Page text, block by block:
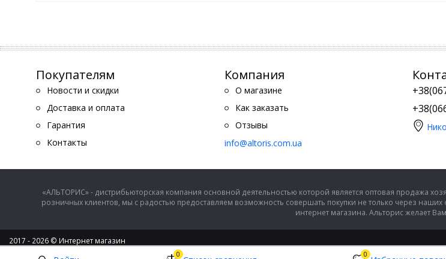
0 0
Покупателям
Новости и скидки
Доставка и оплата
Гарантия
Контакты
Компания
О магазине
Как заказать
Отзывы
info@altoris.com.ua
«АЛЬТОРИС» - дистрибьюторская компания основной деятельностью которой является оптовая продажа
розничных клиентов, мы с радостью предоставляем возможность совершать покупки не только через
интернет магазина. Альторис желает
2017 - 2026 © Интернет магазин
ООО "Альторис" - хозяйственные товары и бытовая техника